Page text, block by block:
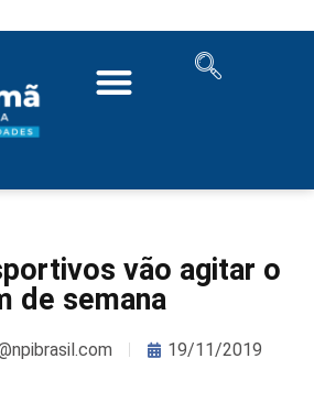
vão agitar o
de semana
19/11/2019